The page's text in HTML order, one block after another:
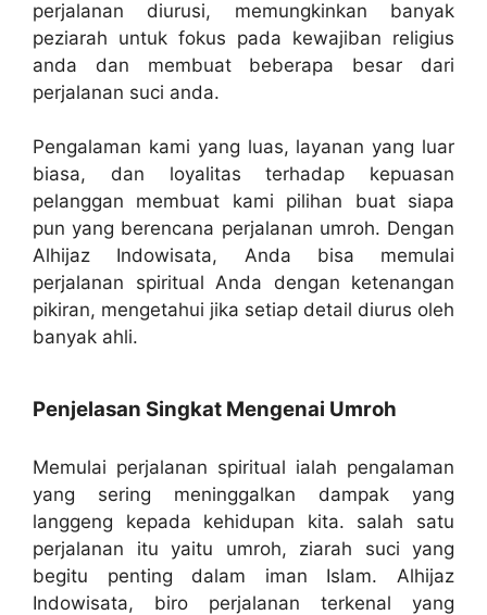
perjalanan diurusi, memungkinkan banyak
peziarah untuk fokus pada kewajiban religius
anda dan membuat beberapa besar dari
perjalanan suci anda.
Pengalaman kami yang luas, layanan yang luar
biasa, dan loyalitas terhadap kepuasan
pelanggan membuat kami pilihan buat siapa
pun yang berencana perjalanan umroh. Dengan
Alhijaz Indowisata, Anda bisa memulai
perjalanan spiritual Anda dengan ketenangan
pikiran, mengetahui jika setiap detail diurus oleh
banyak ahli.
Penjelasan Singkat Mengenai Umroh
Memulai perjalanan spiritual ialah pengalaman
yang sering meninggalkan dampak yang
langgeng kepada kehidupan kita. salah satu
perjalanan itu yaitu umroh, ziarah suci yang
begitu penting dalam iman Islam. Alhijaz
Indowisata, biro perjalanan terkenal yang